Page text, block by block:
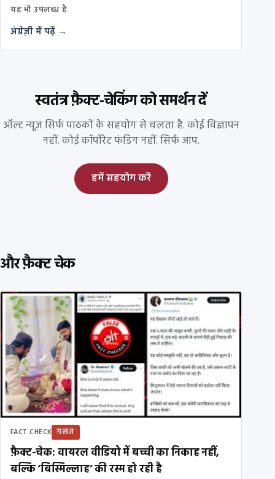
यह भी उपलब्ध है
अंग्रेज़ी में पढ़ें →
स्वतंत्र फ़ैक्ट-चेकिंग को समर्थन दें
ऑल्ट न्यूज़ सिर्फ पाठकों के सहयोग से चलता है. कोई विज्ञापन
नहीं. कोई कॉर्पोरेट फंडिंग नहीं. सिर्फ आप.
हमें सहयोग करें
और फ़ैक्ट चेक
FACT CHECK ग़लत
फ़ैक्ट-चेक: वायरल वीडियो में बच्ची का निकाह नहीं,
बल्कि ‘बिस्मिल्लाह’ की रस्म हो रही है